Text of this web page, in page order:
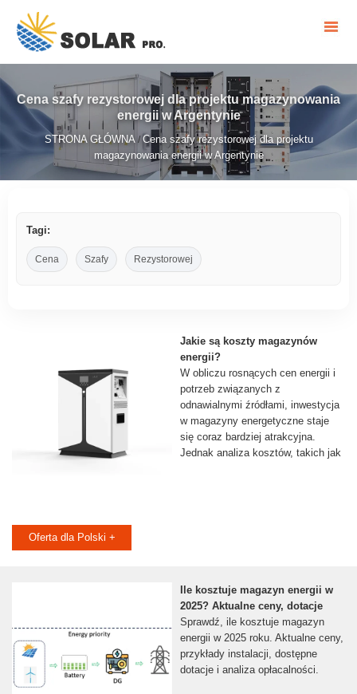
Cena szafy rezystorowej dla projektu magazynowania
energii w Argentynie
STRONA GŁÓWNA/ Cena szafy rezystorowej dla projektu
magazynowania energii w Argentynie
Tagi:
Cena Szafy Rezystorowej
Jakie są koszty magazynów
energii?
W obliczu rosnących cen energii i
potrzeb związanych z
odnawialnymi źródłami, inwestycja
w magazyny energetyczne staje
się coraz bardziej atrakcyjna.
Jednak analiza kosztów, takich jak
Oferta dla Polski +
Ile kosztuje magazyn energii w
2025? Aktualne ceny, dotacje
Sprawdź, ile kosztuje magazyn
energii w 2025 roku. Aktualne ceny,
przykłady instalacji, dostępne
dotacje i analiza opłacalności.